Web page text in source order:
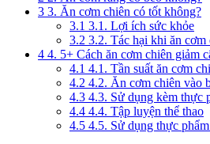
3 3. Ăn cơm chiên có tốt không?
3.1 3.1. Lợi ích sức khỏe
3.2 3.2. Tác hại khi ăn cơm
4 4. 5+ Cách ăn cơm chiên giảm
4.1 4.1. Tần suất ăn cơm
4.2 4.2. Ăn cơm chiên vào
4.3 4.3. Sử dụng kèm thực
4.4 4.4. Tập luyện thể thao
4.5 4.5. Sử dụng thực